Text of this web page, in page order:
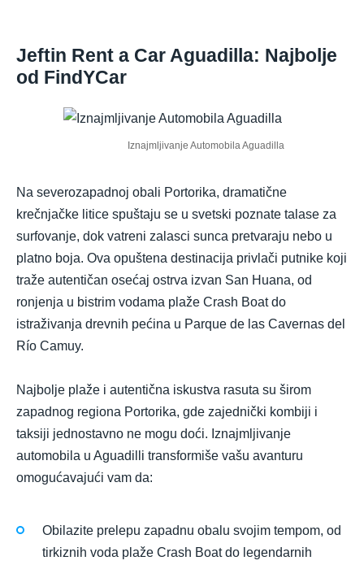
Jeftin Rent a Car Aguadilla: Najbolje
od FindYCar
Iznajmljivanje Automobila Aguadilla
Na severozapadnoj obali Portorika, dramatične
krečnjačke litice spuštaju se u svetski poznate talase za
surfovanje, dok vatreni zalasci sunca pretvaraju nebo u
platno boja. Ova opuštena destinacija privlači putnike koji
traže autentičan osećaj ostrva izvan San Huana, od
ronjenja u bistrim vodama plaže Crash Boat do
istraživanja drevnih pećina u Parque de las Cavernas del
Río Camuy.
Najbolje plaže i autentična iskustva rasuta su širom
zapadnog regiona Portorika, gde zajednički kombiji i
taksiji jednostavno ne mogu doći. Iznajmljivanje
automobila u Aguadilli transformiše vašu avanturu
omogućavajući vam da:
Obilazite prelepu zapadnu obalu svojim tempom, od
tirkiznih voda plaže Crash Boat do legendarnih